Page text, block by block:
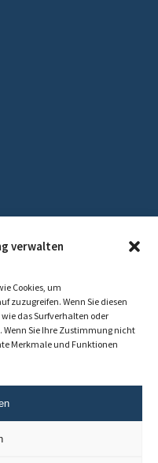
verwalten
Cookies, um
zuzugreifen. Wenn Sie diesen
das Surfverhalten oder
Wenn Sie Ihre Zustimmung nicht
Merkmale und Funktionen